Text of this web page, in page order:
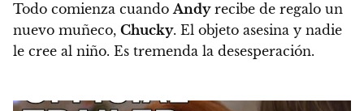
Todo comienza cuandoAndyrecibe de regalo un
nuevo muñeco, Chucky. El objeto asesina y nadie
le cree al niño. Es tremenda la desesperación.